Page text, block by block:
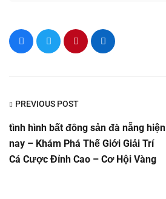
PREVIOUS POST
tình hình bất đông sản đà nẵng hiện
nay – Khám Phá Thế Giới Giải Trí
Cá Cược Đỉnh Cao – Cơ Hội Vàng